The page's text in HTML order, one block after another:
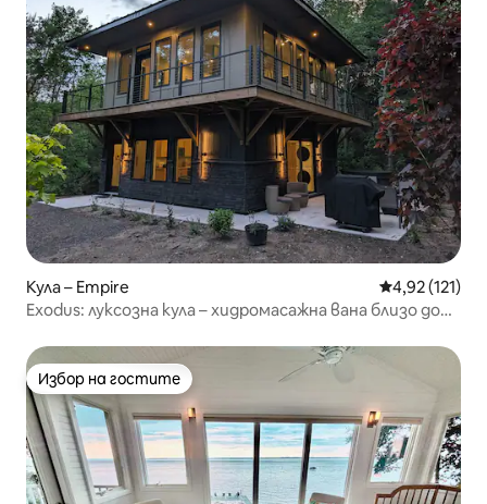
Кула – Empire Средна
4,92 (121)
Exodus: луксозна кула – хидромасажна вана близо до
Избор на гостите
Избор на гостите